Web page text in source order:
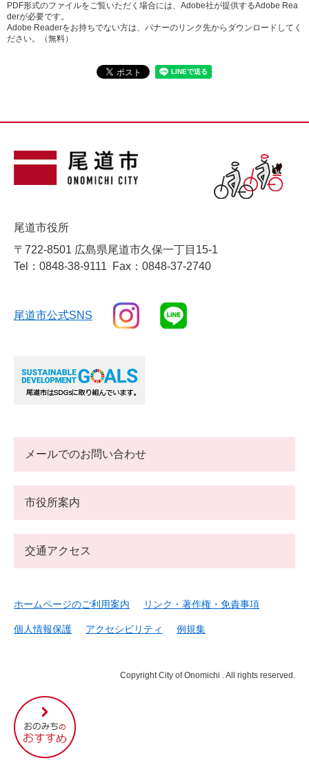
PDF形式のファイルをご覧いただく場合には、Adobe社が提供するAdobe Rea
derが必要です。
Adobe Readerをお持ちでない方は、バナーのリンク先からダウンロードしてく
ださい。（無料）
尾
道
市
の
尾道市役所
〒722-8501 広島県尾道市久保一丁目15-1
Tel：0848-38-9111
Fax：0848-37-2740
尾道市公式SNS
メールでのお問い合わせ
市役所案内
交通アクセス
ホームページのご利用案内 リンク・著作権・免責事項
個人情報保護 アクセシビリティ 例規集
Copyright City of Onomichi . All rights reserved.